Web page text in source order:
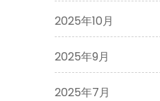
2025年10月
2025年9月
2025年7月